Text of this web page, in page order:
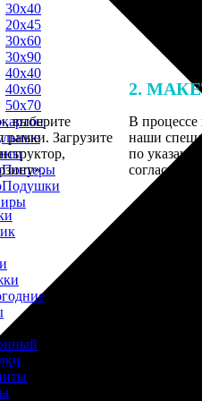
30х40
20х45
30х60
30х90
40х40
40х60
50х70
выберите
рамки. Загрузите
2.
В процессе
наши
по